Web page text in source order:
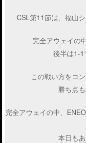
CSL第11節は、福山
完全アウェイの
後半は1-1
この戦い方をコ
勝ち点
完全アウェイの中、
本日も